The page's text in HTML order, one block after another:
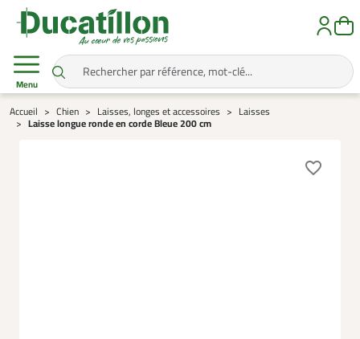
Menu
Accueil Chien Laisses, longes et accessoires Laisses
Laisse longue ronde en corde Bleue 200 cm
favorite_border